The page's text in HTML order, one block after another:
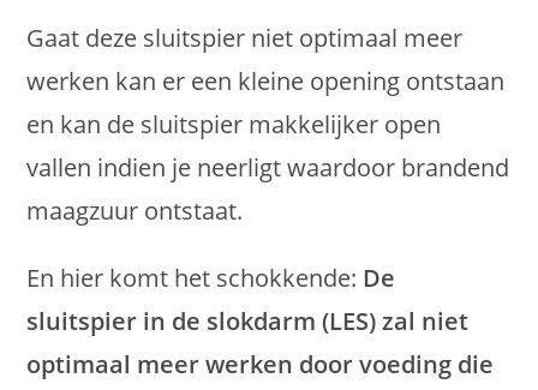
Gaat deze sluitspier niet optimaal meer
werken kan er een kleine opening ontstaan
en kan de sluitspier makkelijker open
vallen indien je neerligt waardoor brandend
maagzuur ontstaat.
En hier komt het schokkende: De
sluitspier in de slokdarm (LES) zal niet
optimaal meer werken door voeding die